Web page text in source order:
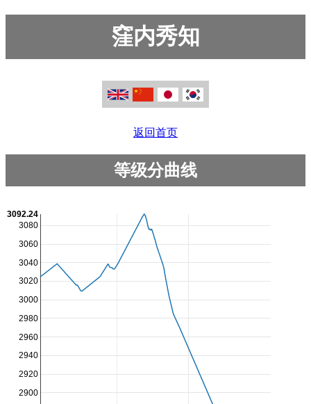
窪内秀知
返回首页
等级分曲线
2900
2920
2940
2960
2980
3000
3020
3040
3060
3080
3092.24